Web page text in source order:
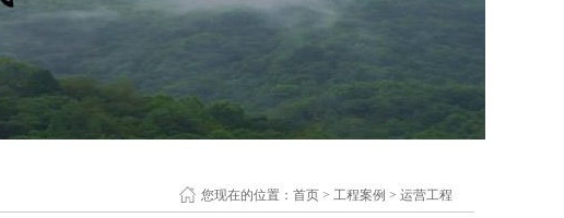
您现在的位置： 首页 > 工程案例 > 运营工程